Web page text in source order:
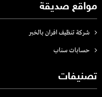
مواقع صديقة
شركة تنظيف افران بالخبر
حسابات سناب
تصنيفات